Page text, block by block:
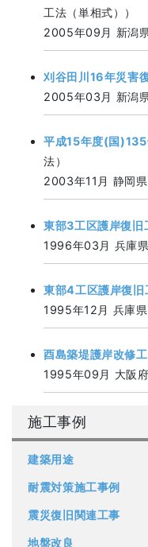
工法（単相式））
2005年09月 新潟
刈谷田川16年災害
2005年03月 新潟
平成15年度(国
法）
2003年11月 静岡
東部3工区護岸復旧
1996年03月 兵庫
東部4工区護岸復旧
1995年12月 兵庫
酉島築堤護岸改修
1995年09月 大阪
施工事例
建築用途
耐震対策施工事例
震災復旧関連工事
地盤改良